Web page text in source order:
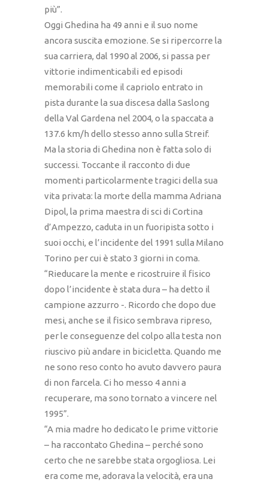
più”.
Oggi Ghedina ha 49 anni e il suo nome
ancora suscita emozione. Se si ripercorre la
sua carriera, dal 1990 al 2006, si passa per
vittorie indimenticabili ed episodi
memorabili come il capriolo entrato in
pista durante la sua discesa dalla Saslong
della Val Gardena nel 2004, o la spaccata a
137.6 km/h dello stesso anno sulla Streif.
Ma la storia di Ghedina non è fatta solo di
successi. Toccante il racconto di due
momenti particolarmente tragici della sua
vita privata: la morte della mamma Adriana
Dipol, la prima maestra di sci di Cortina
d’Ampezzo, caduta in un fuoripista sotto i
suoi occhi, e l’incidente del 1991 sulla Milano
Torino per cui è stato 3 giorni in coma.
“Rieducare la mente e ricostruire il fisico
dopo l’incidente è stata dura – ha detto il
campione azzurro -. Ricordo che dopo due
mesi, anche se il fisico sembrava ripreso,
per le conseguenze del colpo alla testa non
riuscivo più andare in bicicletta. Quando me
ne sono reso conto ho avuto davvero paura
di non farcela. Ci ho messo 4 anni a
recuperare, ma sono tornato a vincere nel
1995”.
“A mia madre ho dedicato le prime vittorie
– ha raccontato Ghedina – perché sono
certo che ne sarebbe stata orgogliosa. Lei
era come me, adorava la velocità, era una